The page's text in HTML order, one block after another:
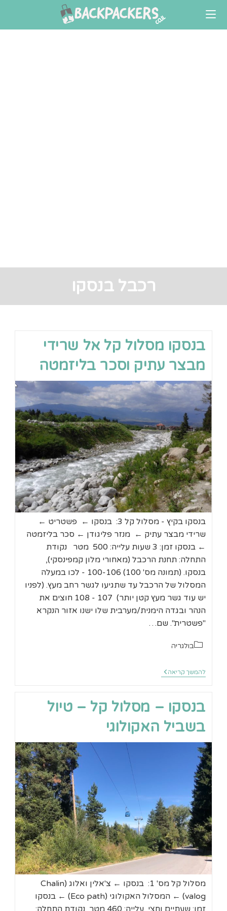
content
רכבל בנסקו
בנסקו מסלול קל אל שרידי
מבצר עתיק וסכר בליזמטה
בנסקו בקיץ - מסלול קל 3: בנסקו ← פשטריט ←
שרידי מבצר עתיק ← מנזר פליגודן ← סכר בליזמטה
← בנסקו זמן: 3 שעות עלייה: 500 מטר נקודת
התחלה: תחנת הרכבל (מאחורי מלון קמפינסקי),
בנסקו. (תמונה מס' 100) 100-106 - לכו במעלה
המסלול של הרכבל עד שתגיעו לגשר רחב מעץ. (לפניו
יש עוד גשר מעץ קטן יותר) 107 - 108 חוצים את
הנהר ובגדה הימנית/מערבית שלו ישנו אזור הנקרא
"פשטרית". שם…
קטגוריה:
בולגריה
להמשך קריאה בנסקו
מסלול
שרידי
עתיק
וסכר
בנסקו – מסלול קל – טיול
בשביל האקולוגי
מסלול קל מס' 1: בנסקו ← צ'אלין ואלוג (Chalin
valog) ← המסלול האקולוגי (Eco path) ← בנסקו
זמן: שעתיים וחצי עלייה: 460 מטר נקודת התחלה: